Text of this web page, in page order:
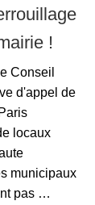
!
Conseil
d'appel de
locaux
municipaux
pas …